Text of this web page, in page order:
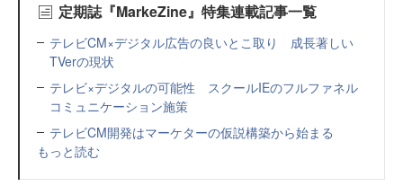
定期誌『MarkeZine』特集連載記事一覧
テレビCM×デジタル広告の良いとこ取り 成長著しい
TVerの現状
テレビ×デジタルの可能性 スクールIEのフルファネル
コミュニケーション施策
テレビCM開発はマーケターの仮説構築から始まる
もっと読む